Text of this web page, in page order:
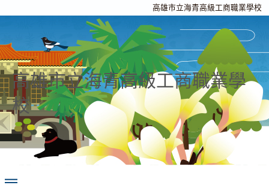
高雄市立海青高級工商職業學校
高雄市立海青高級工商職業學
校